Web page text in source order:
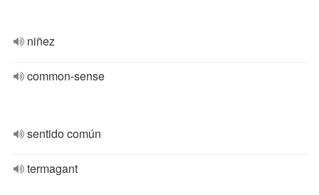
niñez
common-sense
sentido común
termagant